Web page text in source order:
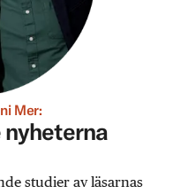
Mer:
studier av läsarnas